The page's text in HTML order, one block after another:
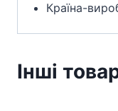
Країна-
Інші